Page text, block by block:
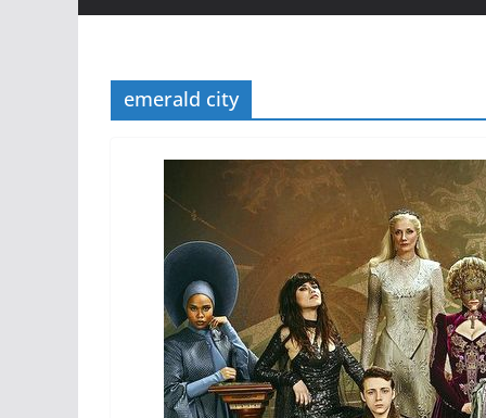
emerald city